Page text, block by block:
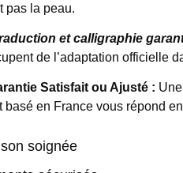
pas la peau.
et calligraphie
de l’adaptation officielle
Satisfait ou Ajusté :
basé en France vous répond
soignée